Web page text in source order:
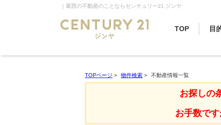
｜葛西の不動産のことならセンチュリー21 ジンヤ
TOP 目
TOPページ > 物件検索 > 不動産情報一覧
お探しの
お手数で